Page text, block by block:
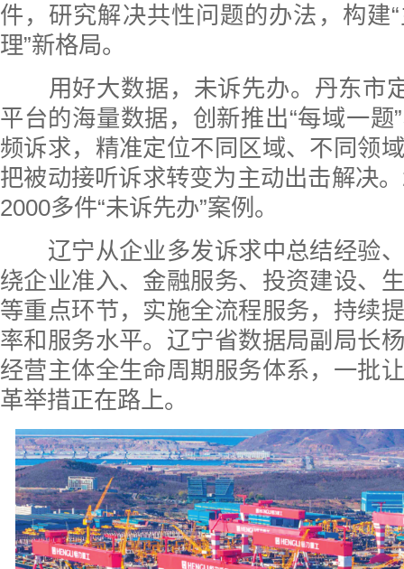
件，研究解决共性问题的办法，构建
理”新格局。
用好大数据，未诉先办。丹东市
平台的海量数据，创新推出“每域一题
频诉求，精准定位不同区域、不同领
把被动接听诉求转变为主动出击解决
2000多件“未诉先办”案例。
辽宁从企业多发诉求中总结经验、
绕企业准入、金融服务、投资建设、
等重点环节，实施全流程服务，持续
率和服务水平。辽宁省数据局副局长
经营主体全生命周期服务体系，一批
革举措正在路上。